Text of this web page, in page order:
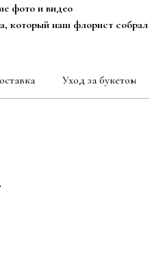
фото и видео
который наш флорист собрал
Уход за букетом